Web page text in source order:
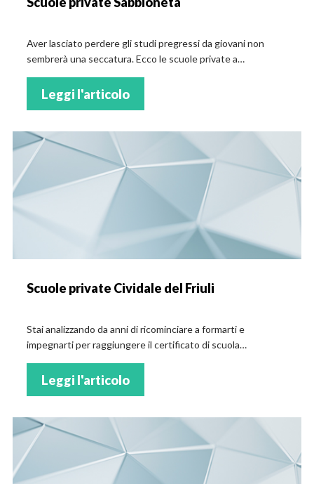
Aver lasciato perdere gli studi pregressi da giovani non
sembrerà una seccatura. Ecco le scuole private a
Leggi l'articolo
Scuole private Cividale del Friuli
Stai analizzando da anni di ricominciare a formarti e
impegnarti per raggiungere il certificato di scuola
Leggi l'articolo